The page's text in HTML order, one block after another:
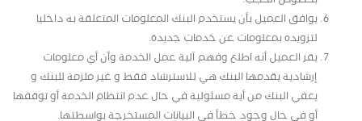
يوافق العميل بأن يستخدم البنك المعلومات المتعلقة به داخليا
لتزويده بمعلومات عن خدمات جديدة.
يقر العميل أنه اطلع وفهم آلية عمل الخدمة وأن أي معلومات
إرشادية يقدمها البنك هي للاسترشاد فقط و غير ملزمة للبنك و
يعفي البنك من أية مسئولية في حال عدم انتظام الخدمة أو توقفها
أو في حال وجود خطأ في البيانات المستخرجة بواسطتها.